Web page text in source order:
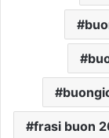
frasi buon